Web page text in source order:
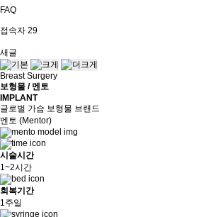
FAQ
접속자 29
새글
Breast Surgery
보형물 / 멘토
IMPLANT
글로벌 가슴 보형물 브랜드
멘토 (Mentor)
시술시간
1~2시간
회복기간
1주일